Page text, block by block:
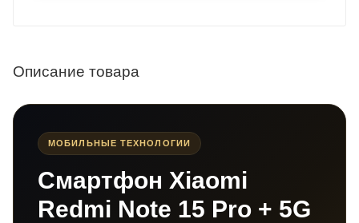
Описание товара
МОБИЛЬНЫЕ ТЕХНОЛОГИИ
Смартфон Xiaomi
Redmi Note 15 Pro + 5G